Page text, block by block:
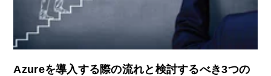
Azureを導入する際の流れと検討するべき3つの